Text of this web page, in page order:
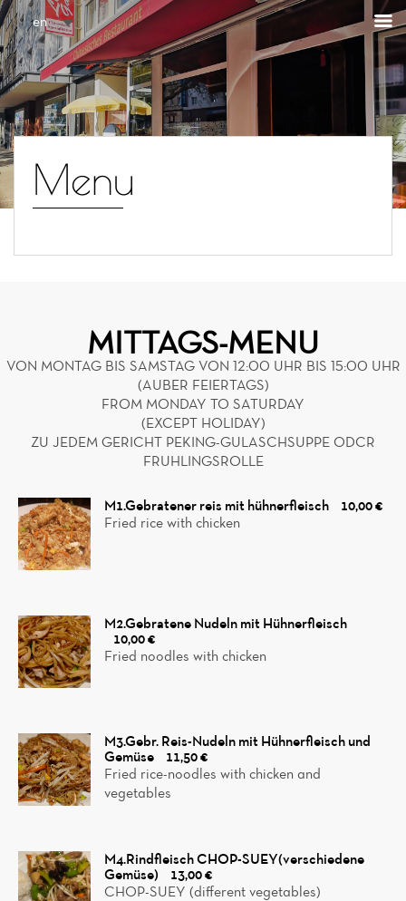
en
Menu
MITTAGS-MENU
VON MONTAG BIS SAMSTAG VON 12:00 UHR BIS 15:00 UHR
(AUBER FEIERTAGS)
FROM MONDAY TO SATURDAY
(EXCEPT HOLIDAY)
ZU JEDEM GERICHT PEKING-GULASCHSUPPE ODCR
FRUHLINGSROLLE
M1.Gebratener reis mit hühnerfleisch
10,00 €
Fried rice with chicken
M2.Gebratene Nudeln mit Hühnerfleisch
10,00 €
Fried noodles with chicken
M3.Gebr. Reis-Nudeln mit Hühnerfleisch und
Gemüse
11,50 €
Fried rice-noodles with chicken and
vegetables
M4.Rindfleisch CHOP-SUEY(verschiedene
Gemüse)
13,00 €
CHOP-SUEY (different vegetables)